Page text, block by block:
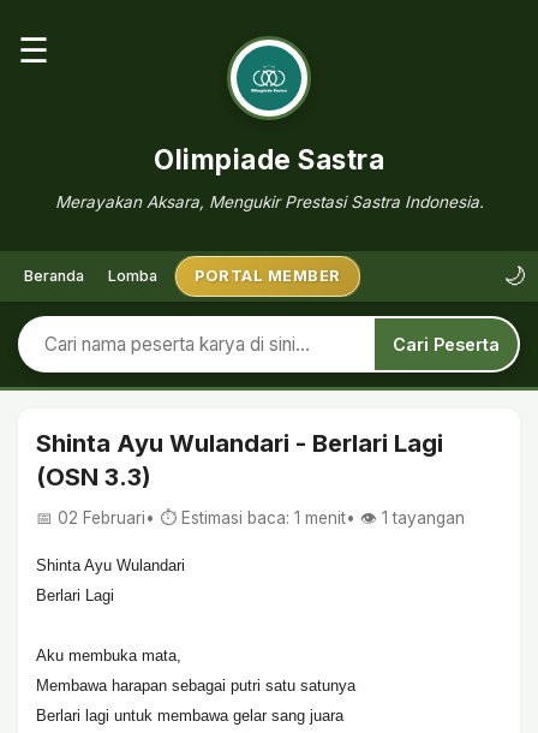
☰
Olimpiade Sastra
Merayakan Aksara, Mengukir Prestasi Sastra Indonesia.
Beranda Lomba PORTAL MEMBER 🌙
Cari Peserta
Shinta Ayu Wulandari - Berlari Lagi
(OSN 3.3)
📅 02 Februari• ⏱ Estimasi baca: 1 menit• 👁️ 1 tayangan
Shinta Ayu Wulandari
Berlari Lagi
Aku membuka mata,
Membawa harapan sebagai putri satu satunya
Berlari lagi untuk membawa gelar sang juara